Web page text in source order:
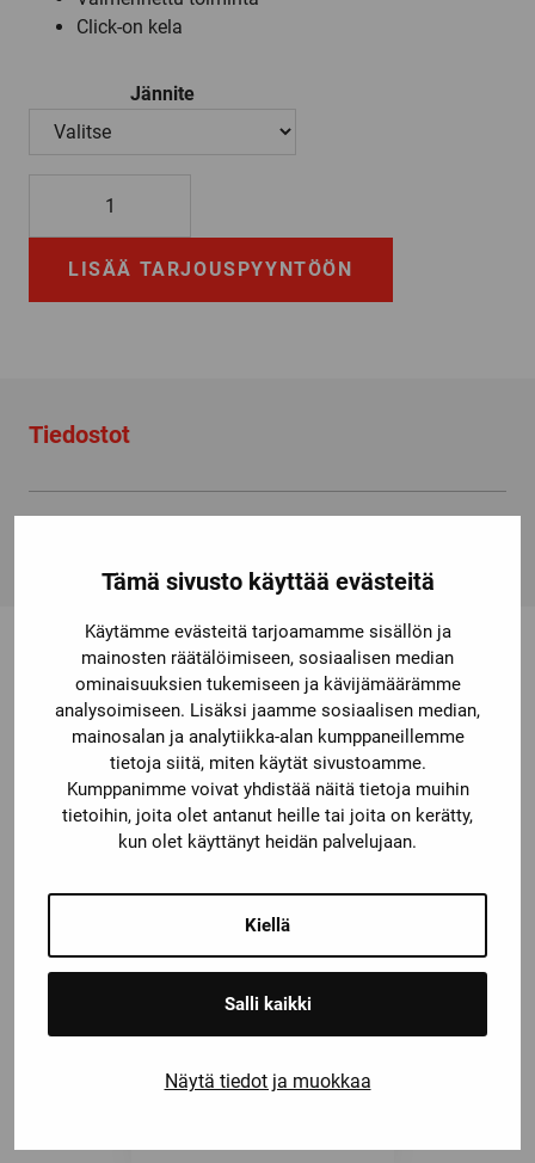
Tämä sivusto käyttää evästeitä
Käytämme evästeitä tarjoamamme sisällön ja
mainosten räätälöimiseen, sosiaalisen median
ominaisuuksien tukemiseen ja kävijämäärämme
analysoimiseen. Lisäksi jaamme sosiaalisen median,
mainosalan ja analytiikka-alan kumppaneillemme
tietoja siitä, miten käytät sivustoamme.
Kumppanimme voivat yhdistää näitä tietoja muihin
tietoihin, joita olet antanut heille tai joita on kerätty,
kun olet käyttänyt heidän palvelujaan.
Kiellä
Salli kaikki
Näytä tiedot ja muokkaa
Click-on kela
Jännite
LISÄÄ TARJOUSPYYNTÖÖN
Tiedostot
Saatat olla kiinnostunut myös
näistä